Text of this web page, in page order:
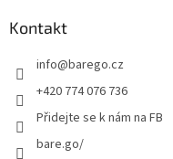
Kontakt
info@barego.cz
+420 774 076 736
Přidejte se k nám na FB
bare.go/